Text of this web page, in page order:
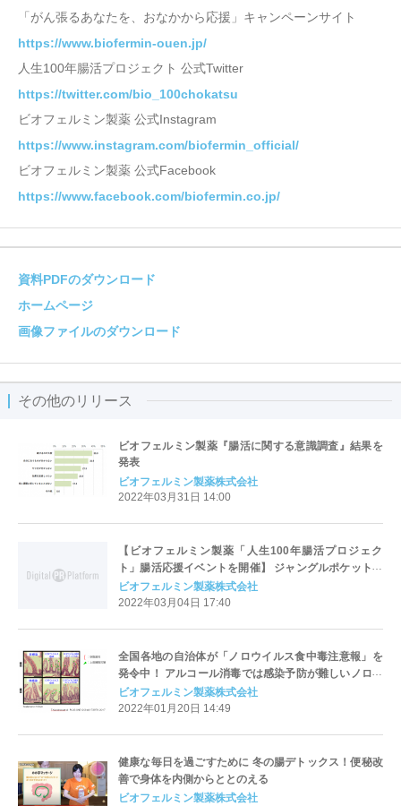
「がん張るあなたを、おなかから応援」キャンペーンサイト
https://www.biofermin-ouen.jp/
人生100年腸活プロジェクト 公式Twitter
https://twitter.com/bio_100chokatsu
ビオフェルミン製薬 公式Instagram
https://www.instagram.com/biofermin_official/
ビオフェルミン製薬 公式Facebook
https://www.facebook.com/biofermin.co.jp/
資料PDFのダウンロード
ホームページ
画像ファイルのダウンロード
その他のリリース
ビオフェルミン製薬『腸活に関する意識調査』結果を
発表
ビオフェルミン製薬株式会社
2022年03月31日 14:00
【ビオフェルミン製薬「人生100年腸活プロジェク
ト」腸活応援イベントを開催】 ジャングルポケット・
斉藤さん、おたけさんを1日限定の腸活応援大使に、ス
ペシャルサポーターに山口もえさんを任命！
ビオフェルミン製薬株式会社
2022年03月04日 17:40
全国各地の自治体が「ノロウイルス食中毒注意報」を
発令中！ アルコール消毒では感染予防が難しいノロウ
イルス・ロタウイルス。 専門医監修のもと、感染予防
策と感染性胃腸炎の発症予防策を解説
ビオフェルミン製薬株式会社
2022年01月20日 14:49
健康な毎日を過ごすために 冬の腸デトックス！便秘改
善で身体を内側からととのえる
ビオフェルミン製薬株式会社